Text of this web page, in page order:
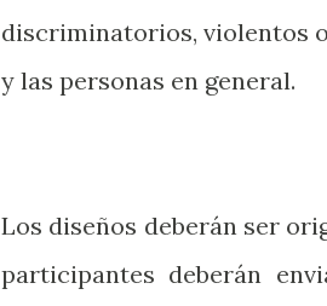
discriminatorios, violentos
y las personas en general.
Los diseños deberán ser
participantes deberán